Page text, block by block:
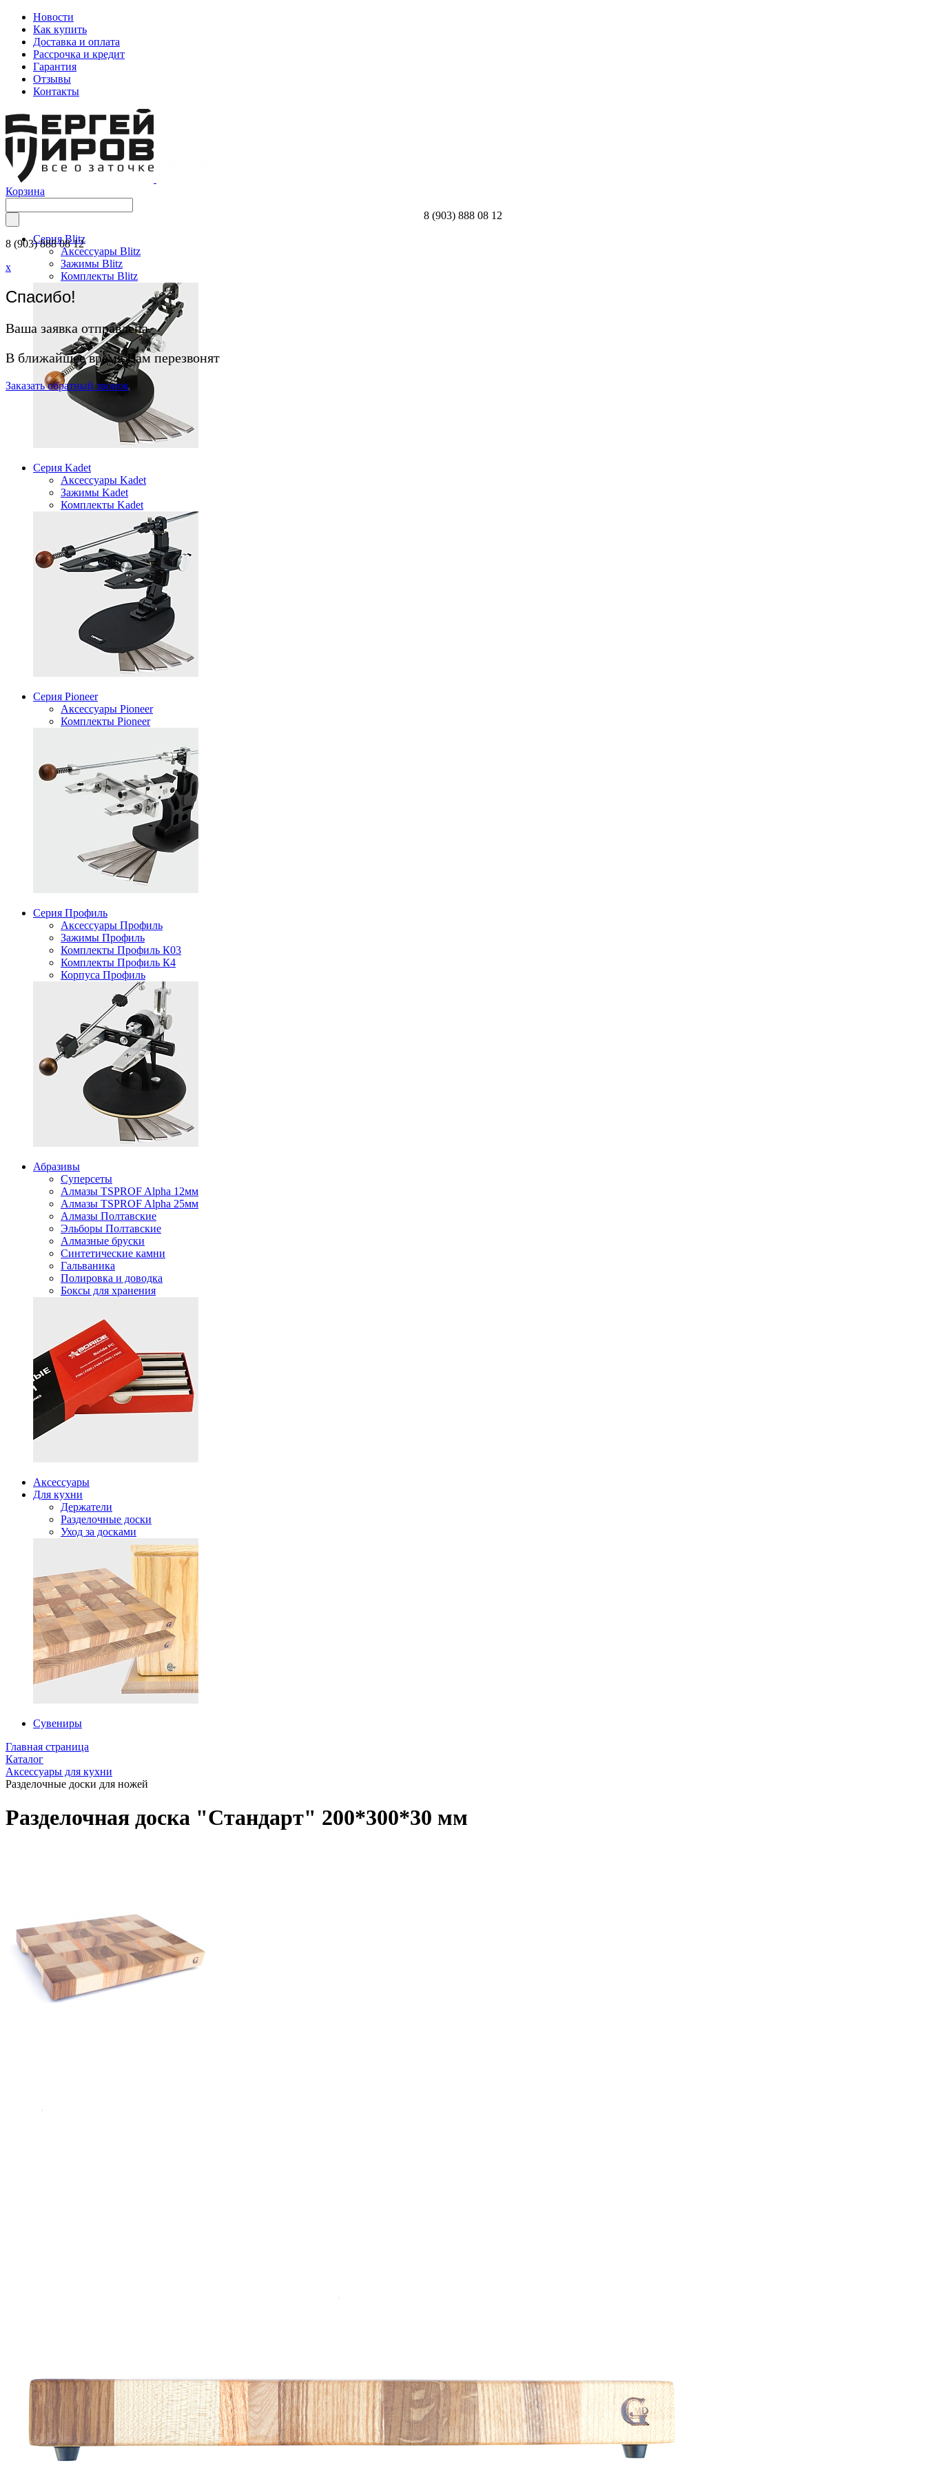
Новости
Как купить
Доставка и оплата
Рассрочка и кредит
Гарантия
Отзывы
Контакты
Корзина
8 (903) 888 08 12
x
Спасибо!
Ваша заявка отправлена.
В ближайшее время Вам перезвонят
Заказатьобратный звонок
8 (903) 888 08 12
Серия Blitz
Аксессуары Blitz
Зажимы Blitz
Комплекты Blitz
Серия Kadet
Аксессуары Kadet
Зажимы Kadet
Комплекты Kadet
Серия Pioneer
Аксессуары Pioneer
Комплекты Pioneer
Серия Профиль
Аксессуары Профиль
Зажимы Профиль
Комплекты Профиль К03
Комплекты Профиль К4
Корпуса Профиль
Абразивы
Суперсеты
Алмазы TSPROF Alpha 12мм
Алмазы TSPROF Alpha 25мм
Алмазы Полтавские
Эльборы Полтавские
Алмазные бруски
Синтетические камни
Гальваника
Полировка и доводка
Боксы для хранения
Аксессуары
Для кухни
Держатели
Разделочные доски
Уход за досками
Сувениры
Главная страница
Каталог
Аксессуары для кухни
Разделочные доски для ножей
Разделочная доска "Стандарт" 200*300*30 мм